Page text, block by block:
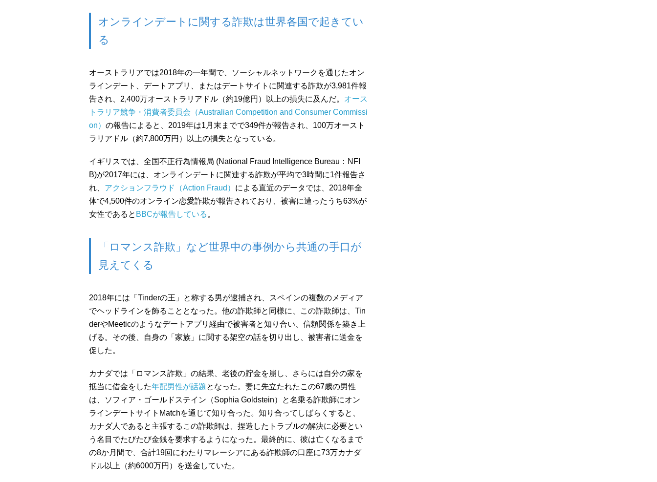
オンラインデートに関する詐欺は世界各国で起きてい
る
オーストラリアでは2018年の一年間で、ソーシャルネットワークを通じたオン
ラインデート、デートアプリ、またはデートサイトに関連する詐欺が3,981件報
告され、2,400万オーストラリアドル（約19億円）以上の損失に及んだ。 オース
トラリア競争・消費者委員会（Australian Competition and Consumer Commissi
on） の報告によると、2019年は1月末までで349件が報告され、100万オースト
ラリアドル（約7,800万円）以上の損失となっている。
イギリスでは、全国不正行為情報局 (National Fraud Intelligence Bureau：NFI
B)が2017年には、オンラインデートに関連する詐欺が平均で3時間に1件報告さ
れ、 アクションフラウド（Action Fraud） による直近のデータでは、2018年全
体で4,500件のオンライン恋愛詐欺が報告されており、被害に遭ったうち63%が
女性であると BBCが報告している 。
「ロマンス詐欺」など世界中の事例から共通の手口が
見えてくる
2018年には「Tinderの王」と称する男が逮捕され、スペインの複数のメディア
でヘッドラインを飾ることとなった。他の詐欺師と同様に、この詐欺師は、Tin
derやMeeticのようなデートアプリ経由で被害者と知り合い、信頼関係を築き上
げる。その後、自身の「家族」に関する架空の話を切り出し、被害者に送金を
促した。
カナダでは「ロマンス詐欺」の結果、老後の貯金を崩し、さらには自分の家を
抵当に借金をした年配男性が話題 となった。妻に先立たれたこの67歳の男性
は、ソフィア・ゴールドステイン（Sophia Goldstein）と名乗る詐欺師にオン
ラインデートサイトMatchを通じて知り合った。知り合ってしばらくすると、
カナダ人であると主張するこの詐欺師は、捏造したトラブルの解決に必要とい
う名目でたびたび金銭を要求するようになった。最終的に、彼は亡くなるまで
の8か月間で、合計19回にわたりマレーシアにある詐欺師の口座に73万カナダ
ドル以上（約6000万円）を送金していた。